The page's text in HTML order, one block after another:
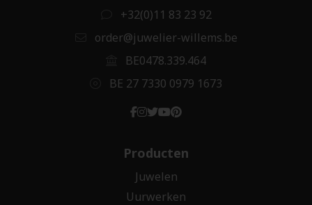
+32(0)11 83 23 92
order@juwelier-willems.be
BE0478.339.464
BE 27 7330 0979 1673
Producten
Juwelen
Uurwerken